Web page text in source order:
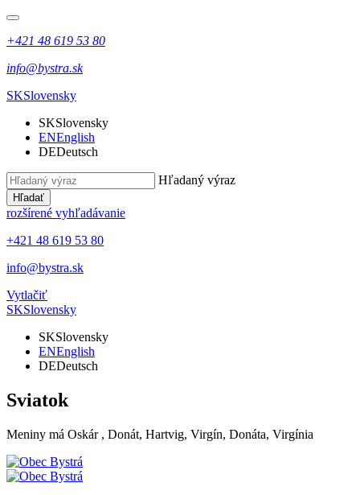
+421 48 619 53 80
info@bystra.sk
SKSlovensky
SKSlovensky
ENEnglish
DEDeutsch
Hľadaný výraz
Hľadať
rozšírené vyhľadávanie
+421 48 619 53 80
info@bystra.sk
Vytlačiť
SKSlovensky
SKSlovensky
ENEnglish
DEDeutsch
Sviatok
Meniny má Oskár , Donát, Hartvig, Virgín, Donáta, Virgínia